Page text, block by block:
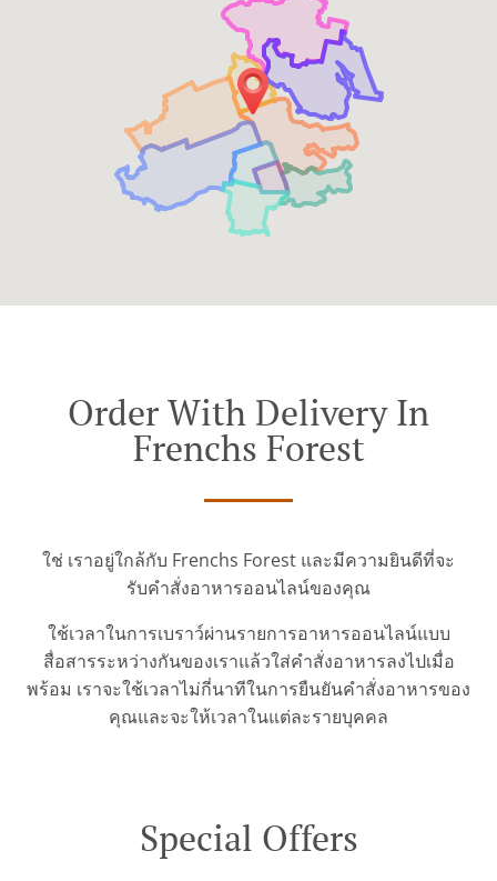
Order With Delivery In
Frenchs Forest
ใช่ เราอยู่ใกล้กับ Frenchs Forest และมีความยินดีที่จะ
รับคำสั่งอาหารออนไลน์ของคุณ
ใช้เวลาในการเบราว์ผ่านรายการอาหารออนไลน์แบบ
สื่อสารระหว่างกันของเราแล้วใส่คำสั่งอาหารลงไปเมื่อ
พร้อม เราจะใช้เวลาไม่กี่นาทีในการยืนยันคำสั่งอาหารของ
คุณและจะให้เวลาในแต่ละรายบุคคล
Special Offers